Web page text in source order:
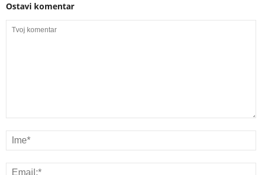
Ostavi komentar